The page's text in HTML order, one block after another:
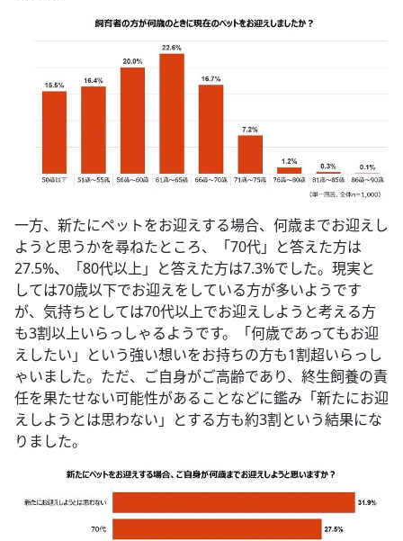
一方、新たにペットをお迎えする場合、何歳までお迎えし
ようと思うかを尋ねたところ、「70代」と答えた方は
27.5%、「80代以上」と答えた方は7.3%でした。現実と
しては70歳以下でお迎えをしている方が多いようです
が、気持ちとしては70代以上でお迎えしようと考える方
も3割以上いらっしゃるようです。「何歳であってもお迎
えしたい」という強い想いをお持ちの方も1割超いらっし
ゃいました。ただ、ご自身がご高齢であり、終生飼養の責
任を果たせない可能性があることなどに鑑み「新たにお迎
えしようとは思わない」とする方も約3割という結果にな
りました。